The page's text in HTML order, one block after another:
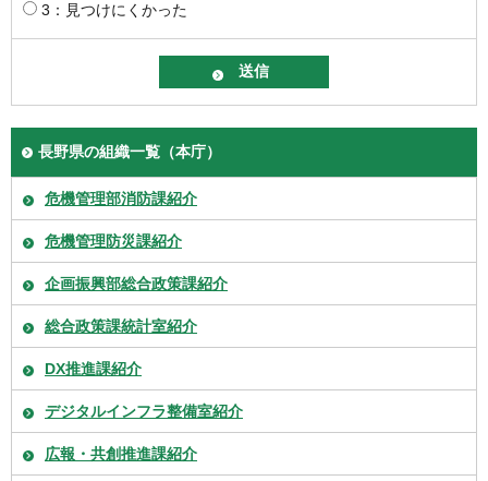
3：見つけにくかった
長野県の組織一覧（本庁）
危機管理部消防課紹介
危機管理防災課紹介
企画振興部総合政策課紹介
総合政策課統計室紹介
DX推進課紹介
デジタルインフラ整備室紹介
広報・共創推進課紹介